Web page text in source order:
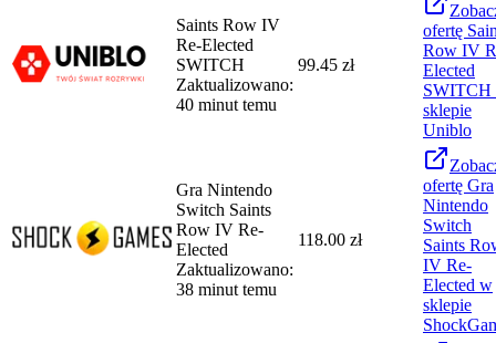
Saints Row IV
Re-Elected
SWITCH
Zaktualizowano:
40 minut temu
99.45 zł
ofertę
Row IV
Elected
SWITCH
sklepie
Uniblo
Gra Nintendo
Switch Saints
Row IV Re-
Elected
Zaktualizowano:
38 minut temu
118.00 zł
ofertę Gra
Nintendo
Switch
Saints
IV Re-
Elected w
sklepie